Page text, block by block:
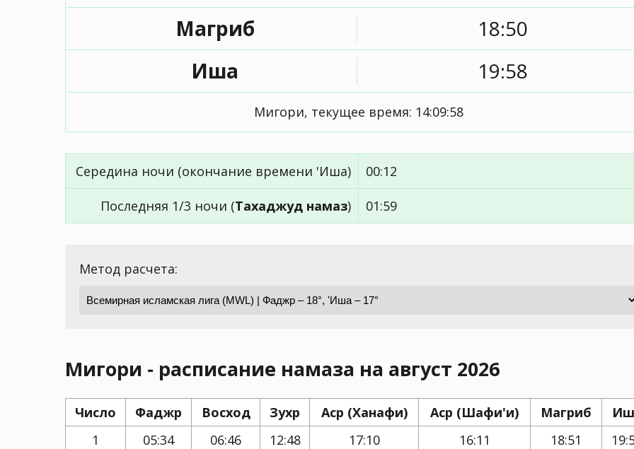
Магриб
18:50
Иша
19:58
Мигори, текущее время: 14:09:58
Середина ночи (окончание времени 'Иша) 00:12
Последняя 1/3 ночи (Тахаджуд намаз) 01:59
Метод расчета:
Мигори - расписание намаза на август 2026
Число Фаджр Восход Зухр Аср (Ханафи) Аср (Шафи'и) Магриб
1
05:34 06:46 12:48 17:10 16:11 18:51